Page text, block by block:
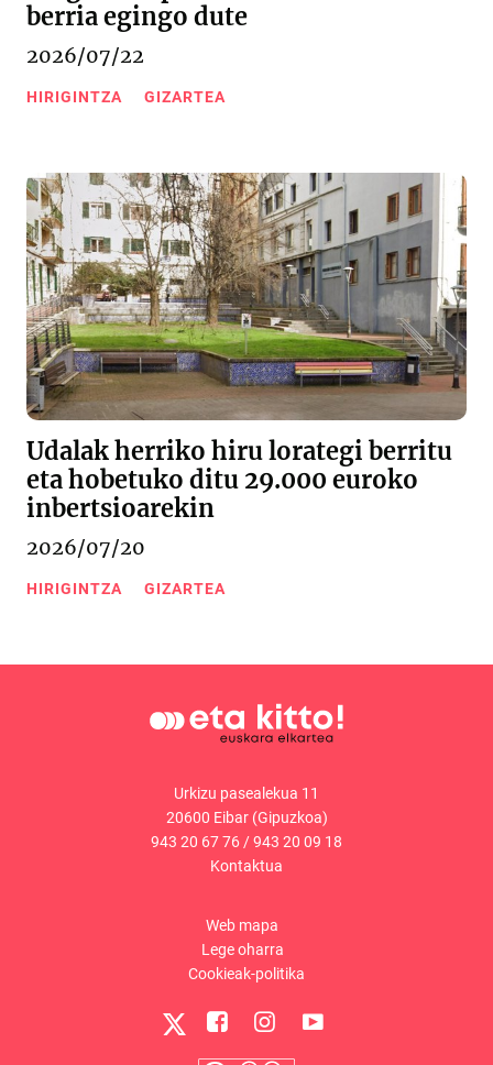
berria egingo dute
2026/07/22
HIRIGINTZA GIZARTEA
Udalak herriko hiru lorategi berritu
eta hobetuko ditu 29.000 euroko
inbertsioarekin
2026/07/20
HIRIGINTZA GIZARTEA
Urkizu pasealekua 11
20600 Eibar (Gipuzkoa)
943 20 67 76/943 20 09 18
Kontaktua
Web mapa
Lege oharra
Cookieak-politika